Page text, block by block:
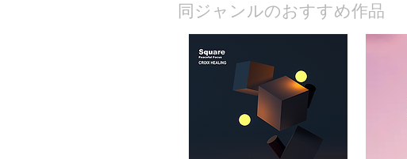
​同ジャンルのおすすめ作品